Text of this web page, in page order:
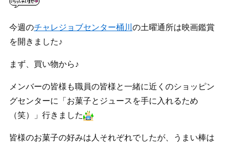
今週のチャレジョブセンター桶川 の土曜通所は映画鑑賞
を開きました♪
まず、買い物から♪
メンバーの皆様も職員の皆様と一緒に近くのショッピン
グセンターに「お菓子とジュースを手に入れるため
（笑）」行きました
皆様のお菓子の好みは人それぞれでしたが、うまい棒は